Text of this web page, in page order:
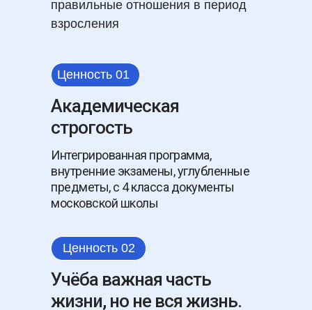
правильные отношения в период
взросления
Интегрированная программа,
внутренние экзамены, углубленные
предметы, с 4 класса документы
московской школы
Академическая
строгость
Ценность 01
Учёба важная часть
жизни, но не вся жизнь.
Ценность 02